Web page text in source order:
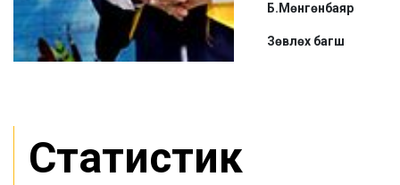
Б.Мөнгөнбаяр
Зөвлөх багш
Статистик